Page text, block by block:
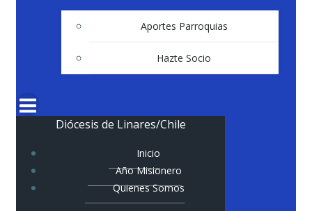
Aportes Parroquias
Hazte Socio
Diócesis de Linares/Chile
Inicio
Año Misionero
Quienes Somos